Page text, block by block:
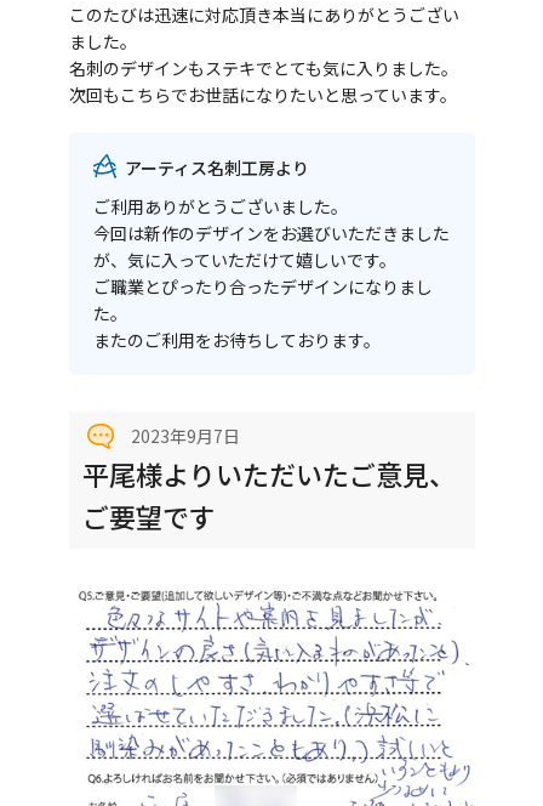
このたびは迅速に対応頂き本当にありがとうござい
ました。
名刺のデザインもステキでとても気に入りました。
次回もこちらでお世話になりたいと思っています。
アーティス名刺工房より
ご利用ありがとうございました。
今回は新作のデザインをお選びいただきました
が、気に入っていただけて嬉しいです。
ご職業とぴったり合ったデザインになりまし
た。
またのご利用をお待ちしております。
2023年9月7日
平尾様よりいただいたご意見、
ご要望です